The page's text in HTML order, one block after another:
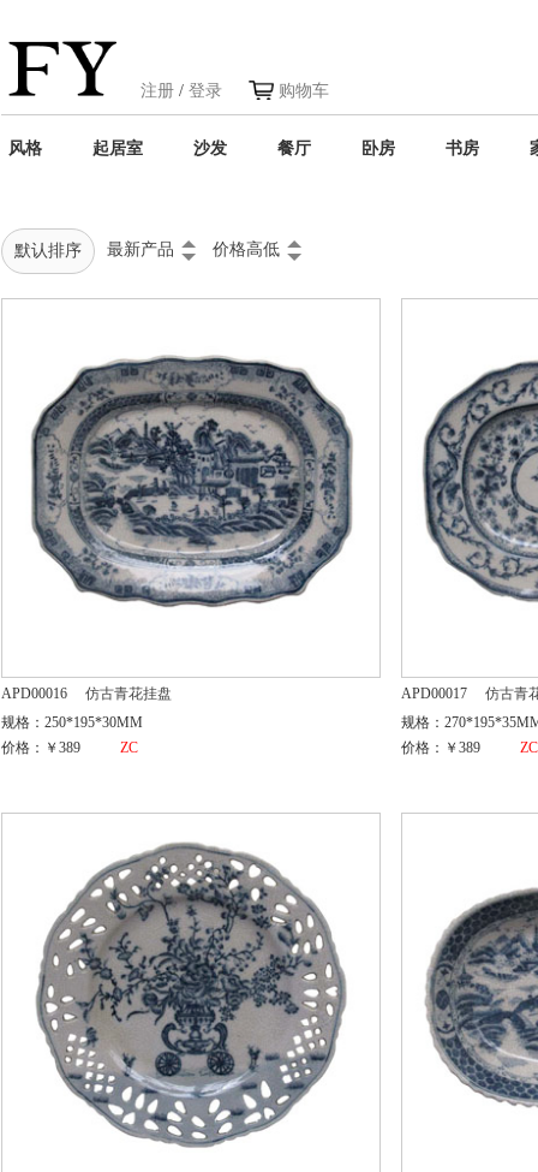
注册 / 登录 购物车
风格 起居室 沙发 餐厅 卧房 书房
默认排序 最新产品 价格高低
APD00016
仿古青花挂盘
规格：250*195*30MM
价格：￥389
ZC
APD00017
仿古青
规格：
价格：￥389
ZC